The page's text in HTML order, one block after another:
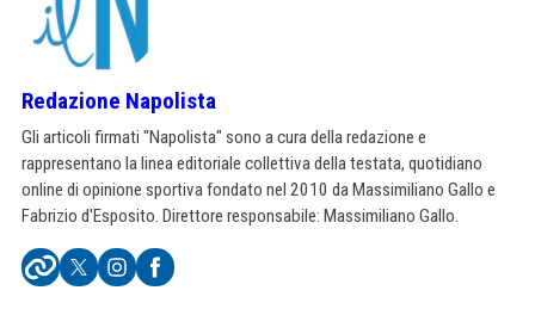
Redazione Napolista
Gli articoli firmati "Napolista" sono a cura della redazione e
rappresentano la linea editoriale collettiva della testata, quotidiano
online di opinione sportiva fondato nel 2010 da Massimiliano Gallo e
Fabrizio d'Esposito. Direttore responsabile: Massimiliano Gallo.